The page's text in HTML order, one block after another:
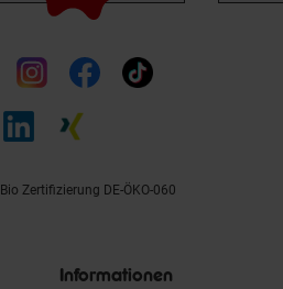
Bio Zertifizierung DE-ÖKO-060
Informationen